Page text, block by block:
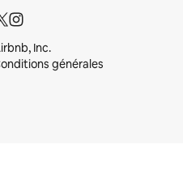
Inc.
générales